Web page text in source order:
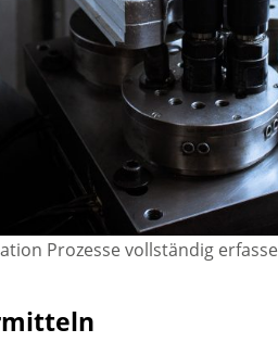
Prozesse vollständig